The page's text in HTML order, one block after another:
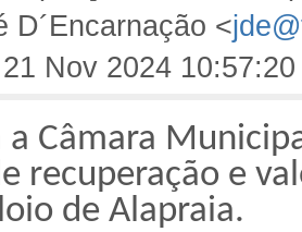
D´Encarnação <
Nov 2024 10:57:20
Câmara
recuperação e
de Alapraia.